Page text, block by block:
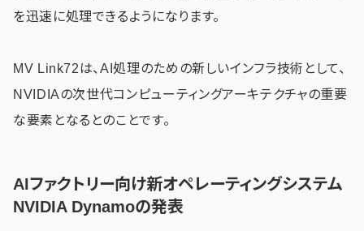
を迅速に処理できるようになります。
MV Link72は、AI処理のための新しいインフラ技術として、
NVIDIAの次世代コンピューティングアーキテクチャの重要
な要素となるとのことです。
AIファクトリー向け新オペレーティングシステム
NVIDIA Dynamoの発表